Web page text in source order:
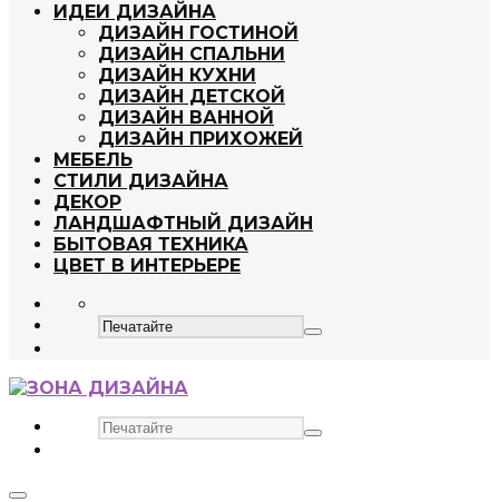
ИДЕИ ДИЗАЙНА
ДИЗАЙН ГОСТИНОЙ
ДИЗАЙН СПАЛЬНИ
ДИЗАЙН КУХНИ
ДИЗАЙН ДЕТСКОЙ
ДИЗАЙН ВАННОЙ
ДИЗАЙН ПРИХОЖЕЙ
МЕБЕЛЬ
СТИЛИ ДИЗАЙНА
ДЕКОР
ЛАНДШАФТНЫЙ ДИЗАЙН
БЫТОВАЯ ТЕХНИКА
ЦВЕТ В ИНТЕРЬЕРЕ